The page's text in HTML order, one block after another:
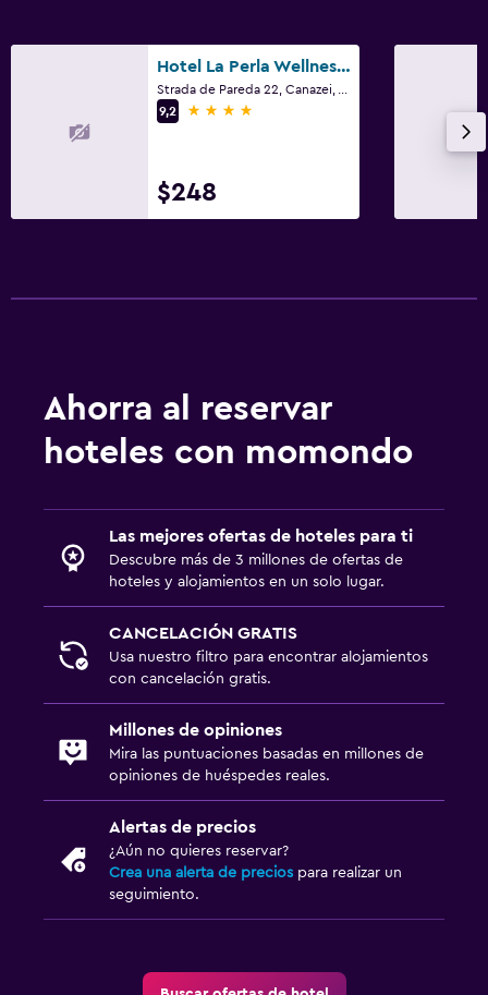
Hotel La Perla Wellness & Beauty
9,2
4 estrellas
$248
Ahorra al reservar
hoteles con momondo
Las mejores ofertas de hoteles para ti
Descubre más de 3 millones de ofertas de
hoteles y alojamientos en un solo lugar.
CANCELACIÓN GRATIS
Usa nuestro filtro para encontrar alojamientos
con cancelación gratis.
Millones de opiniones
Mira las puntuaciones basadas en millones de
opiniones de huéspedes reales.
Alertas de precios
¿Aún no quieres reservar?
Crea una alerta de precios para realizar un
seguimiento.